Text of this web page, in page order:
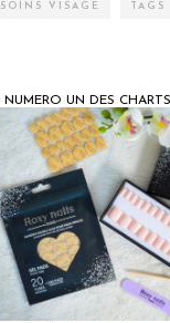
SOINS VISAGE TAGS
NUMERO UN DES CHARTS